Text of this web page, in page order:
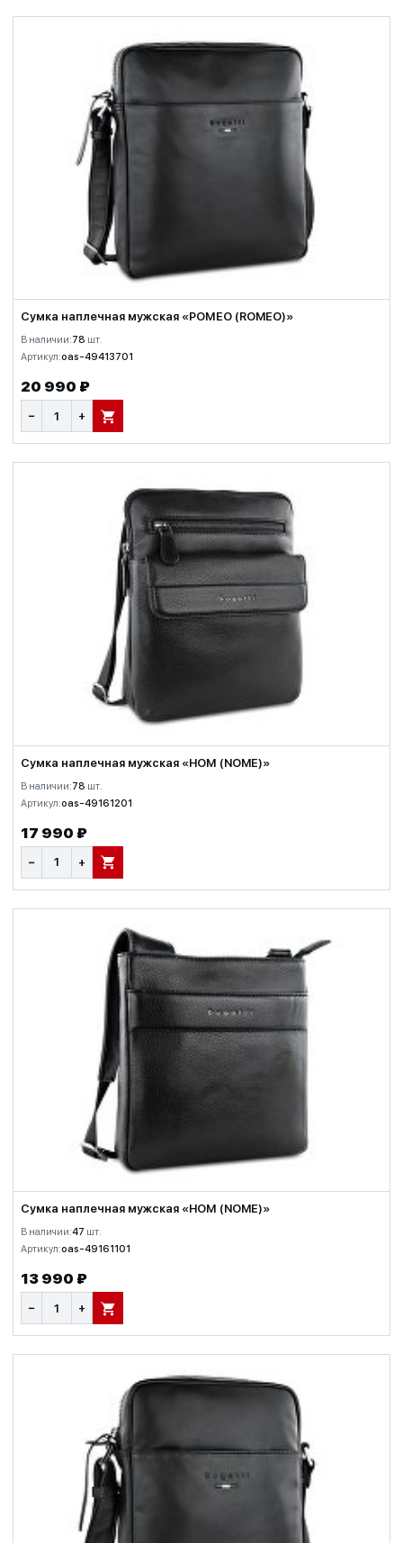
Сумка наплечная мужская «РОМЕО (ROMEO)»
В наличии:78 шт.
Артикул:oas-49413701
20 990 ₽
− + В КОРЗИНУ
Сумка наплечная мужская «НОМ (NOME)»
В наличии:78 шт.
Артикул:oas-49161201
17 990 ₽
− + В КОРЗИНУ
Сумка наплечная мужская «НОМ (NOME)»
В наличии:47 шт.
Артикул:oas-49161101
13 990 ₽
− + В КОРЗИНУ